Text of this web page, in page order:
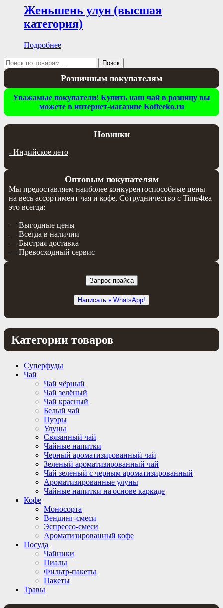
Женьшень улун (высшая
категория)
Подробнее
Искать:
Поиск
Розничным покупателям
Уважамые покупатели! Купить наш чай в розницу вы
можете в интернет-магазине Koffeeko.ru
Новинки
- Индийское лето
Оптовым покупателям
Мы предоставляем наиболее конкурентоспособные цены
на весь ассортимент чая и кофе, Сотрудничество с Time4tea
это всегда:
— Выгодные цены
— Всегда в наличии
— Быстрая доставка
— Превосходный сервис
Запрос прайса
Написать в WhatsApp!
Категории товаров
Суперфуды
Чай
Чай чёрный
Чай зелёный
Чай красный
Белый чай
Пуэры
Улуны
Связанный чай
Чайные напитки
Черный ароматизированный чай
Зеленый ароматизированный чай
Чай зеленый с черным ароматизированный
Ароматизированные улуны
Чайные напитки на основе каркаде
Кофе
Моносорта
Вендинг-смеси
Эспрессо-смеси
Ароматизированный кофе
Посуда
Чайники
Пиалы
Фильтр-пакеты
Пакеты
Травы